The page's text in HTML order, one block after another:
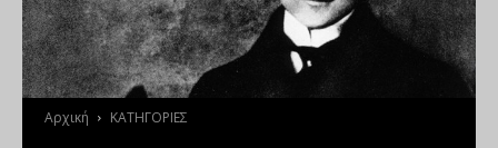
Αρχική ΚΑΤΗΓΟΡΙΕΣ